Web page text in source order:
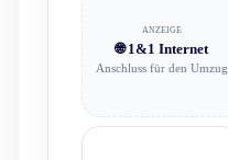
ANZEIGE
🌐 1&1 Internet
Anschluss für den Umzug